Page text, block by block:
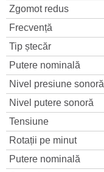
Zgomot redus
Frecvență
Tip ștecăr
Putere nominală
Nivel presiune sonoră
Nivel putere sonoră
Tensiune
Rotații pe minut
Putere nominală